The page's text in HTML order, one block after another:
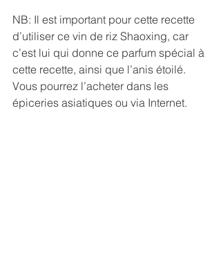
NB: Il est important pour cette recette
d’utiliser ce vin de riz Shaoxing, car
c’est lui qui donne ce parfum spécial à
cette recette, ainsi que l’anis étoilé.
Vous pourrez l’acheter dans les
épiceries asiatiques ou via Internet.